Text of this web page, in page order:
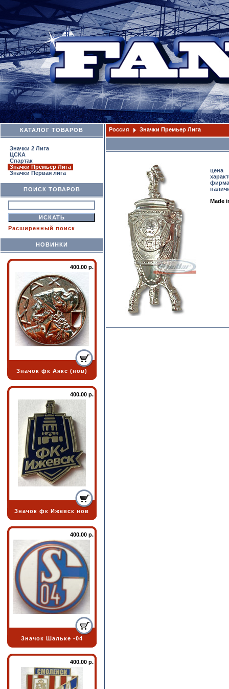
КАТАЛОГ ТОВАРОВ
Значки 2 Лига
ЦСКА
Спартак
Значки Премьер Лига
Значки Первая лига
ПОИСК ТОВАРОВ
Расширенный поиск
НОВИНКИ
400.00 р.
Значок фк Аякс (нов)
400.00 р.
Значок фк Ижевск нов
400.00 р.
Значок Шальке -04
400.00 р.
Россия Значки Премьер Лига
цена
фирма
Made